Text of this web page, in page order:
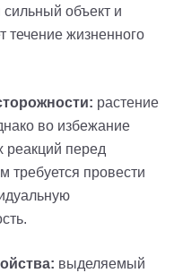
сильный объект и
течение жизненного
растение
во избежание
реакций перед
требуется провести
выделяемый